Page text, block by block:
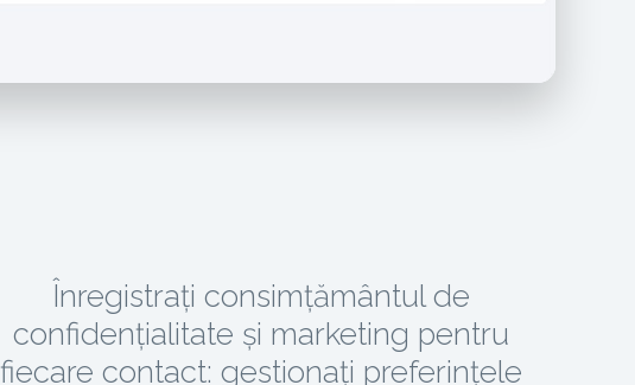
Înregistrați consimțământul de
confidențialitate și marketing pentru
fiecare contact: gestionați preferințele